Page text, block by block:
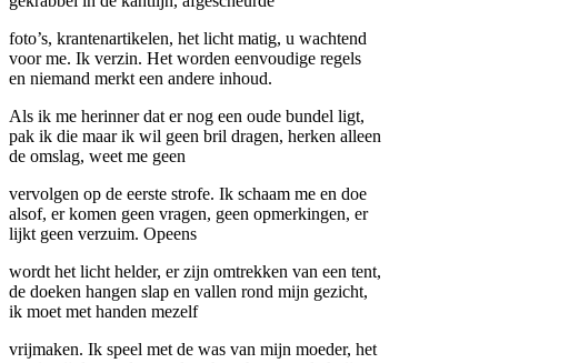
foto’s, krantenartikelen, het licht matig, u wachtend
voor me. Ik verzin. Het worden eenvoudige regels
en niemand merkt een andere inhoud.
Als ik me herinner dat er nog een oude bundel ligt,
pak ik die maar ik wil geen bril dragen, herken alleen
de omslag, weet me geen
vervolgen op de eerste strofe. Ik schaam me en doe
alsof, er komen geen vragen, geen opmerkingen, er
lijkt geen verzuim. Opeens
wordt het licht helder, er zijn omtrekken van een tent,
de doeken hangen slap en vallen rond mijn gezicht,
ik moet met handen mezelf
vrijmaken. Ik speel met de was van mijn moeder, het